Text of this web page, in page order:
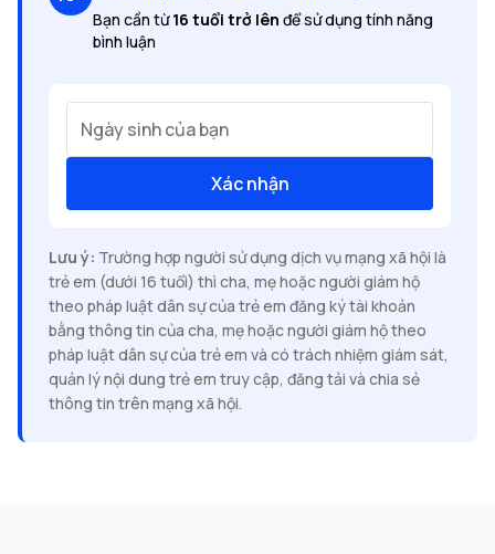
Bạn cần từ16 tuổi trở lên để sử dụng tính năng
bình luận
Ngày sinh của bạn
Xác nhận
Lưu ý: Trường hợp người sử dụng dịch vụ mạng xã hội là
trẻ em (dưới 16 tuổi) thì cha, mẹ hoặc người giám hộ
theo pháp luật dân sự của trẻ em đăng ký tài khoản
bằng thông tin của cha, mẹ hoặc người giám hộ theo
pháp luật dân sự của trẻ em và có trách nhiệm giám sát,
quản lý nội dung trẻ em truy cập, đăng tải và chia sẻ
thông tin trên mạng xã hội.